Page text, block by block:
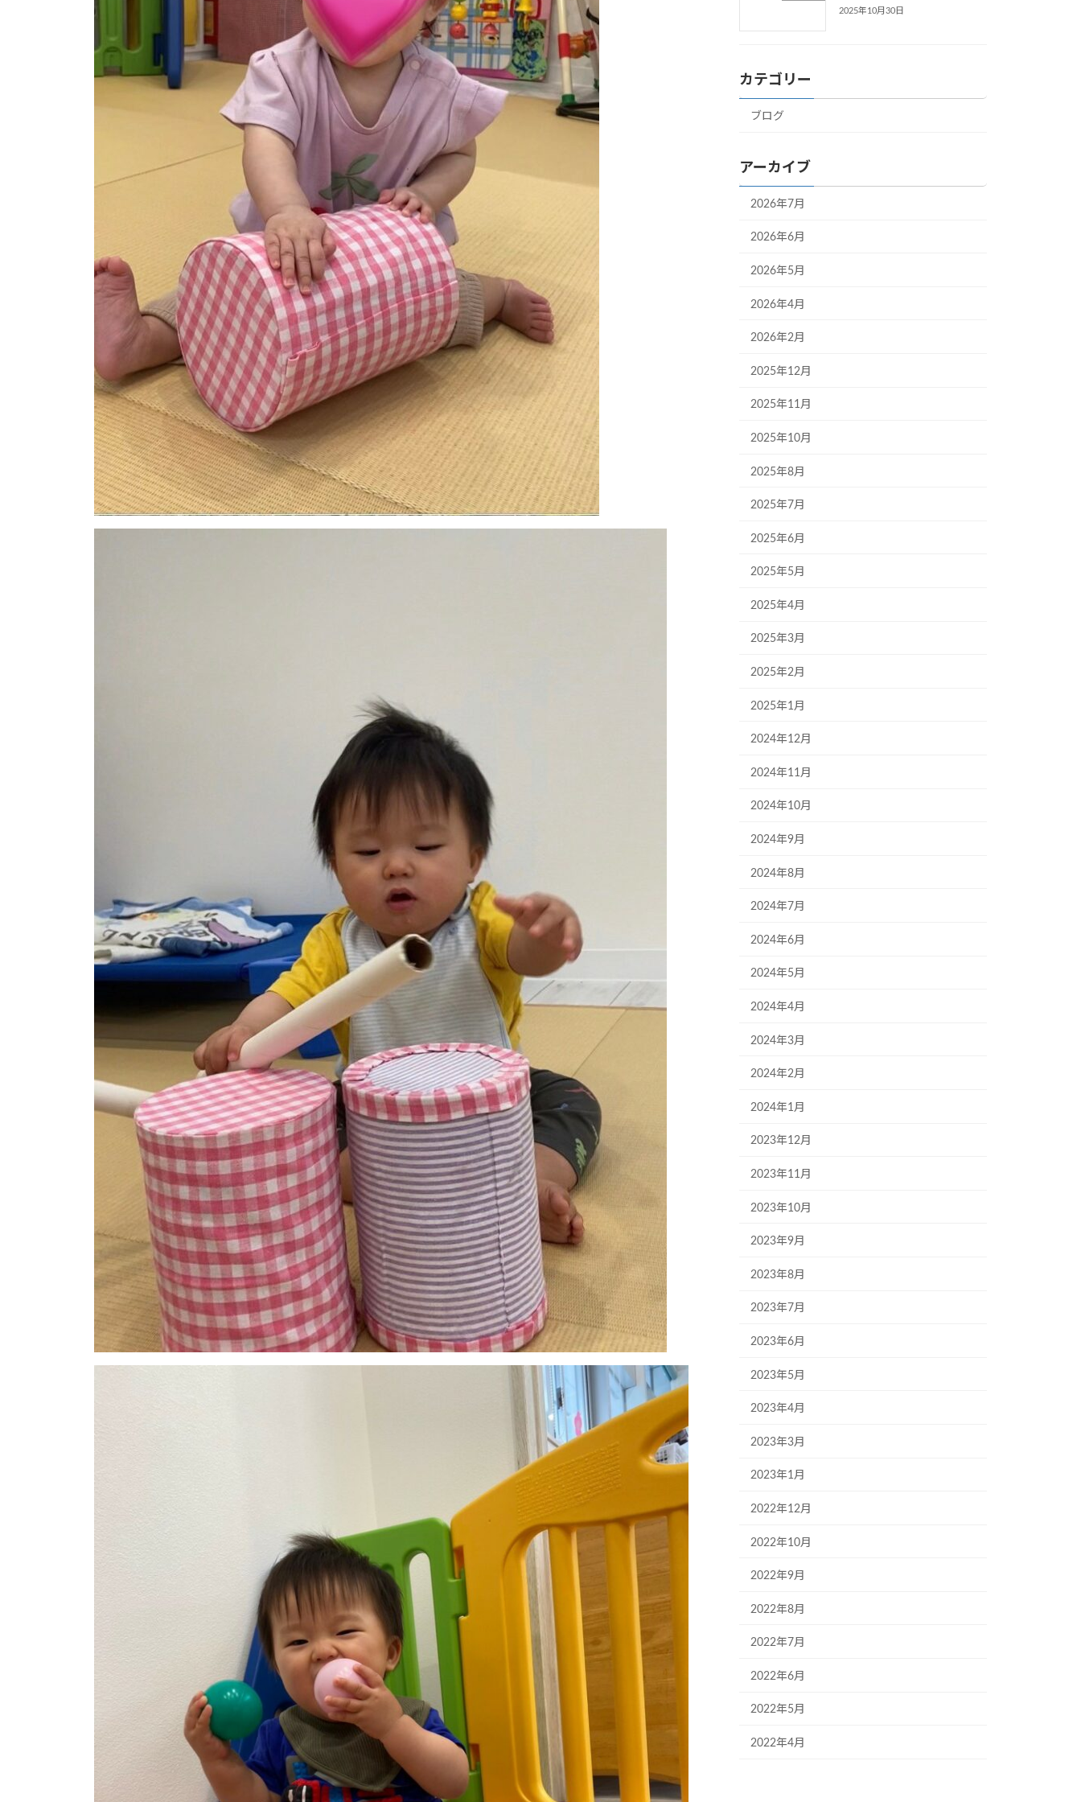
2025年10月30日
カテゴリー
ブログ
アーカイブ
2026年7月
2026年6月
2026年5月
2026年4月
2026年2月
2025年12月
2025年11月
2025年10月
2025年8月
2025年7月
2025年6月
2025年5月
2025年4月
2025年3月
2025年2月
2025年1月
2024年12月
2024年11月
2024年10月
2024年9月
2024年8月
2024年7月
2024年6月
2024年5月
2024年4月
2024年3月
2024年2月
2024年1月
2023年12月
2023年11月
2023年10月
2023年9月
2023年8月
2023年7月
2023年6月
2023年5月
2023年4月
2023年3月
2023年1月
2022年12月
2022年10月
2022年9月
2022年8月
2022年7月
2022年6月
2022年5月
2022年4月